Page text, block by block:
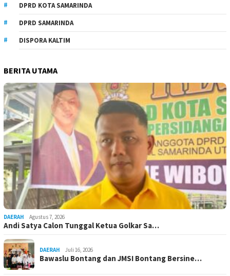
DPRD KOTA SAMARINDA
DPRD SAMARINDA
DISPORA KALTIM
BERITA UTAMA
DAERAH Agustus 7, 2026
Andi Satya Calon Tunggal Ketua Golkar Sa…
DAERAH Juli 16, 2026
Bawaslu Bontang dan JMSI Bontang Bersine…